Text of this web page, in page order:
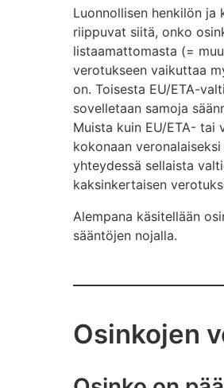
Luonnollisen henkilön ja
riippuvat siitä, onko
listaamattomasta (=
verotukseen vaikuttaa
on. Toisesta EU/ETA-
sovelletaan samoja
Muista kuin EU/ETA-
kokonaan
yhteydessä sellaista
kaksinkertaisen
Alempana käsitellään
sääntöjen nojalla.
Osinkojen